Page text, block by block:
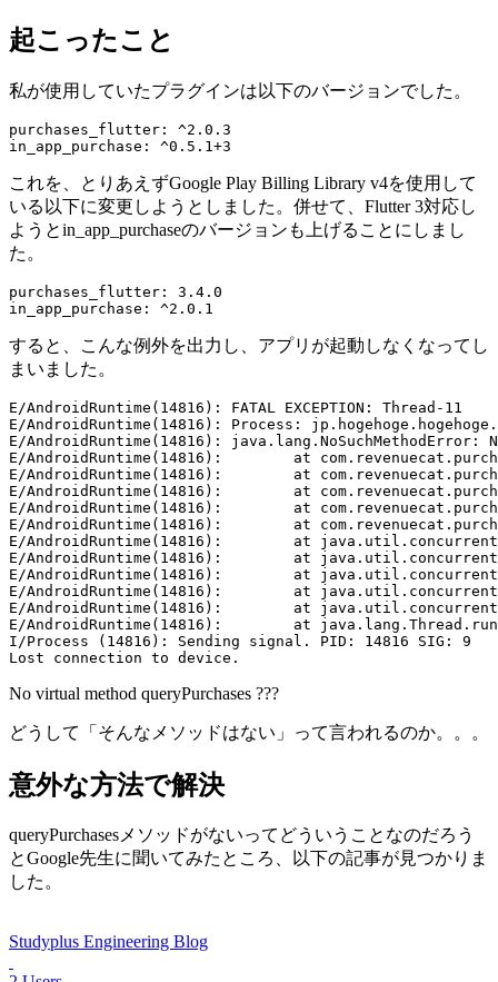
起こったこと
私が使用していたプラグインは以下のバージョンでした。
purchases_flutter: ^2.0.3
in_app_purchase: ^0.5.1+3
これを、とりあえずGoogle Play Billing Library v4を使用して
いる以下に変更しようとしました。併せて、Flutter 3対応し
ようとin_app_purchaseのバージョンも上げることにしまし
た。
purchases_flutter: 3.4.0
in_app_purchase: ^2.0.1
すると、こんな例外を出力し、アプリが起動しなくなってし
まいました。
E/AndroidRuntime(14816): FATAL EXCEPTION: Thread-11
E/AndroidRuntime(14816): Process:
E/AndroidRuntime(14816):
E/AndroidRuntime(14816): 	at com.revenuecat.purchases.google.BillingWrapper$queryPurchases$1.invoke(BillingWrapper.kt:383)
E/AndroidRuntime(14816): 	at com.revenuecat.purchases.google.BillingWrapper$queryPurchases$1.invoke(BillingWrapper.kt:53)
E/AndroidRuntime(14816): 	at com.revenuecat.purchases.google.BillingWrapper.withConnectedClient(BillingWrapper.kt:593)
E/AndroidRuntime(14816): 	at com.revenuecat.purchases.google.BillingWrapper.queryPurchases(BillingWrapper.kt:380)
E/AndroidRuntime(14816): 	at com.revenuecat.purchases.Purchases$updatePendingPurchaseQueue$1.run(Purchases.kt:1707)
E/AndroidRuntime(14816): 	at java.util.concurrent.Executors$RunnableAdapter.call(Executors.java:462)
E/AndroidRuntime(14816): 	at java.util.concurrent.FutureTask.run(FutureTask.java:266)
E/AndroidRuntime(14816): 	at java.util.concurrent.ScheduledThreadPoolExecutor$ScheduledFutureTask.run(ScheduledThreadPoolExecutor.java:301)
E/AndroidRuntime(14816): 	at java.util.concurrent.ThreadPoolExecutor.runWorker(ThreadPoolExecutor.java:1167)
E/AndroidRuntime(14816): 	at java.util.concurrent.ThreadPoolExecutor$Worker.run(ThreadPoolExecutor.java:641)
E/AndroidRuntime(14816): 	at java.lang.Thread.run(Thread.java:923)
I/Process (14816): Sending signal. PID: 14816 SIG: 9
Lost connection to device.
No virtual method queryPurchases ???
どうして「そんなメソッドはない」って言われるのか。。。
意外な方法で解決
queryPurchasesメソッドがないってどういうことなのだろう
とGoogle先生に聞いてみたところ、以下の記事が見つかりま
した。
Studyplus Engineering Blog